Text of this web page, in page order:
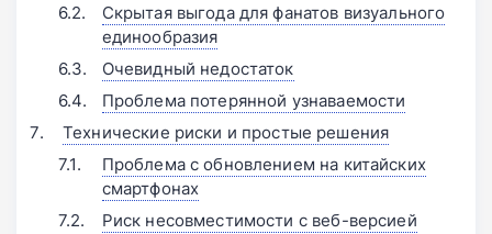
Скрытая выгода для фанатов визуального
единообразия
Очевидный недостаток
Проблема потерянной узнаваемости
Технические риски и простые решения
Проблема с обновлением на китайских
смартфонах
Риск несовместимости с веб-версией